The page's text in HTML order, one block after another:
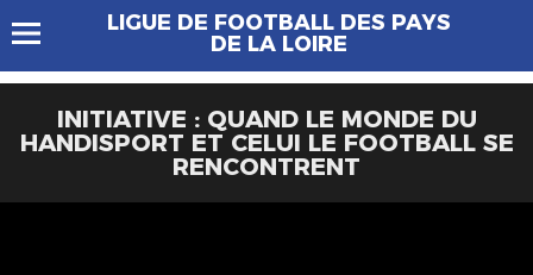
LIGUE DE FOOTBALL DES PAYS
DE LA LOIRE
INITIATIVE : QUAND LE MONDE DU
HANDISPORT ET CELUI LE FOOTBALL SE
RENCONTRENT